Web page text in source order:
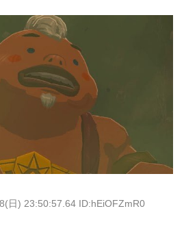
日) 23:50:57.64 ID:hEiOFZmR0